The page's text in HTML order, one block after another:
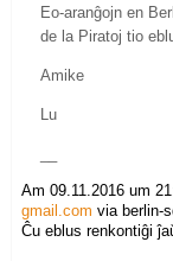
Eo-aranĝojn en
de la Piratoj tio
Amike
Lu
Am 09.11.2016 um
gmail.com via berlin-
Ĉu eblus renkontiĝi